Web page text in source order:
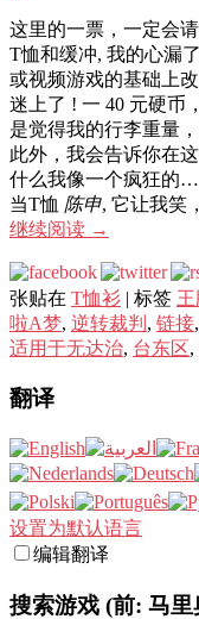
这里的一票，一定会
T恤和缓冲, 我的心漏
或视频游戏的基础上
迷上了 ! 一 40 元硬币
是觉得我的行李重量
此外，我会告诉你在
什么我像一个疯狂的…
当T恤 陈申, 它让我笑
继续阅读 →
张贴在 T恤衫 | 标签
啦A梦, 逆转裁判 , 链接,
适用于无达治, 台东区,
翻译
设置为默认语言
编辑翻译
搜索游戏 (前: 马里